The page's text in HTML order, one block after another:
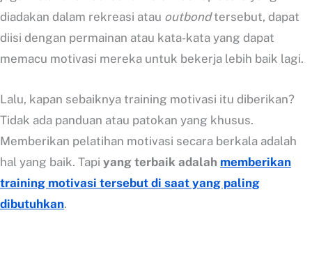
diadakan dalam rekreasi atau outbondtersebut, dapat
diisi dengan permainan atau kata-kata yang dapat
memacu motivasi mereka untuk bekerja lebih baik lagi.
Lalu, kapan sebaiknya training motivasi itu diberikan?
Tidak ada panduan atau patokan yang khusus.
Memberikan pelatihan motivasi secara berkala adalah
hal yang baik. Tapi yang terbaik adalah memberikan
training motivasi tersebut di saat yang paling
dibutuhkan.